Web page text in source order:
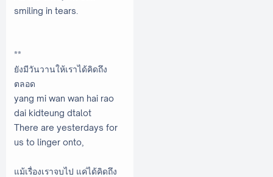
smiling in tears.
**
ยังมีวันวานให้เราได้คิดถึง
ตลอด
yang mi wan wan hai rao
dai kidteung dtalot
There are yesterdays for
us to linger onto,
แม้เรื่องเราจบไป แค่ได้คิดถึง